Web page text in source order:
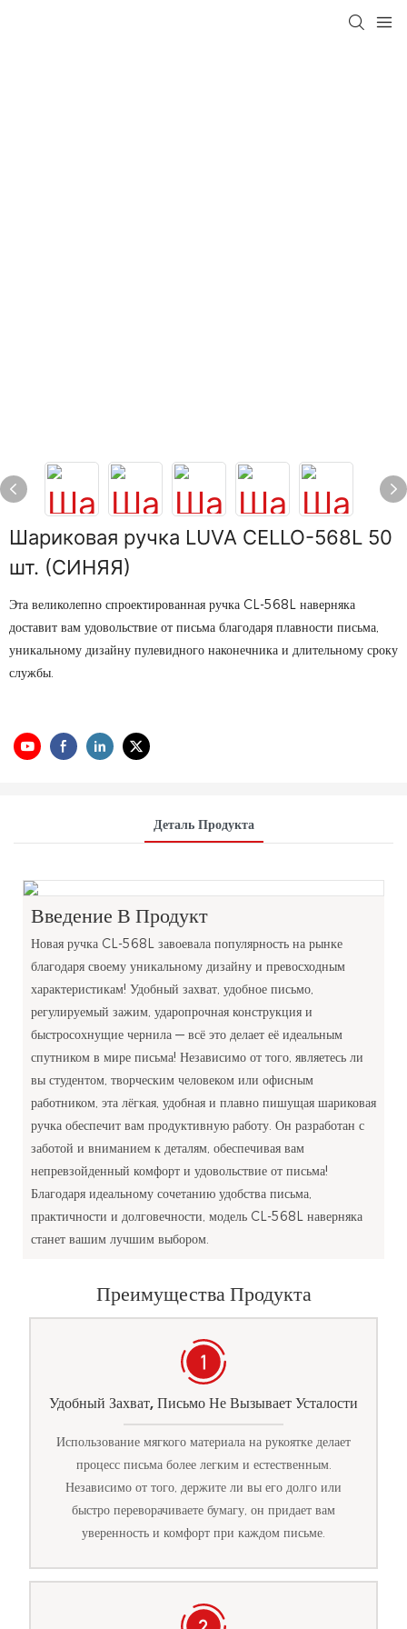
Шариковая ручка LUVA CELLO-568L 50
шт. (СИНЯЯ)
Эта великолепно спроектированная ручка CL-568L наверняка
доставит вам удовольствие от письма благодаря плавности письма,
уникальному дизайну пулевидного наконечника и длительному сроку
службы.
Деталь Продукта
Введение В Продукт
Новая ручка CL-568L завоевала популярность на рынке
благодаря своему уникальному дизайну и превосходным
характеристикам! Удобный захват, удобное письмо,
регулируемый зажим, ударопрочная конструкция и
быстросохнущие чернила — всё это делает её идеальным
спутником в мире письма! Независимо от того, являетесь ли
вы студентом, творческим человеком или офисным
работником, эта лёгкая, удобная и плавно пишущая шариковая
ручка обеспечит вам продуктивную работу. Он разработан с
заботой и вниманием к деталям, обеспечивая вам
непревзойденный комфорт и удовольствие от письма!
Благодаря идеальному сочетанию удобства письма,
практичности и долговечности, модель CL-568L наверняка
станет вашим лучшим выбором.
Преимущества Продукта
Удобный Захват, Письмо Не Вызывает Усталости
Использование мягкого материала на рукоятке делает
процесс письма более легким и естественным.
Независимо от того, держите ли вы его долго или
быстро переворачиваете бумагу, он придает вам
уверенность и комфорт при каждом письме.